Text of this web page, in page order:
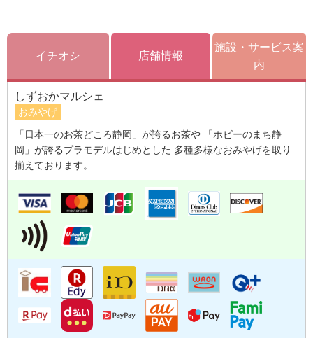
イチオシ 店舗情報
施設・サービス案
内
しずおかマルシェ
おみやげ
「日本一のお茶どころ静岡」が誇るお茶や 「ホビーのまち静
岡」が誇るプラモデルはじめとした 多種多様なおみやげを取り
揃えております。